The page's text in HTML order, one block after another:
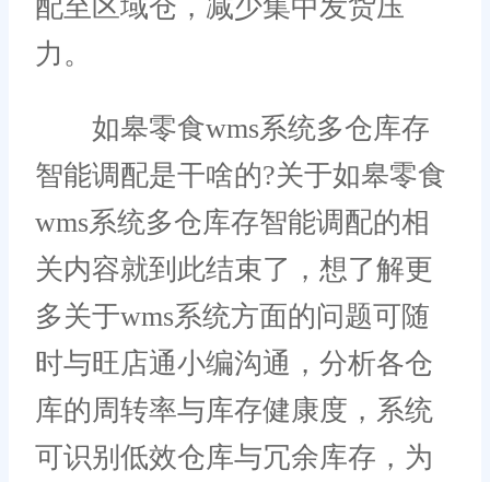
配至区域仓，减少集中发货压
力。
如皋零食wms系统多仓库存
智能调配是干啥的?关于如皋零食
wms系统多仓库存智能调配的相
关内容就到此结束了，想了解更
多关于wms系统方面的问题可随
时与旺店通小编沟通，分析各仓
库的周转率与库存健康度，系统
可识别低效仓库与冗余库存，为